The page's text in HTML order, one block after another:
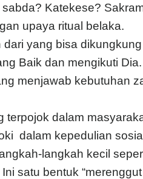
Katekese?
upaya ritual belaka.
yang bisa
Baik dan mengikuti Dia.
menjawab kebutuhan
terpojok dalam
dalam kepedulian
langkah kecil
satu bentuk